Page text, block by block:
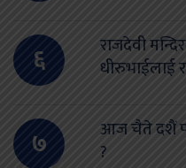
६
राजदेवी
धीरुभाईलाई
७
आज चैते दशैं
?